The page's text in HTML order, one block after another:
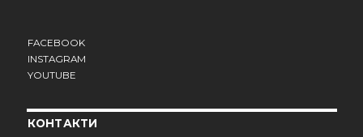
FACEBOOK
INSTAGRAM
YOUTUBE
КОНТАКТИ